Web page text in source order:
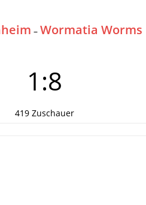
– Wormatia Worms
1:8
419 Zuschauer